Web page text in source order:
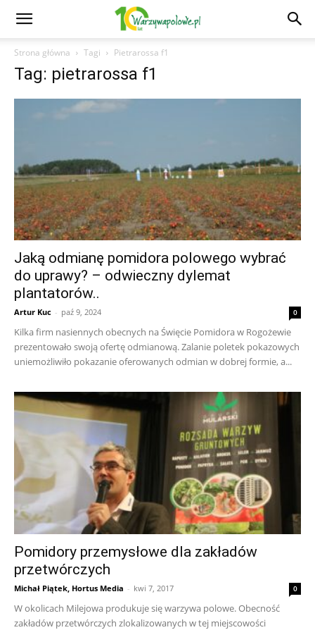
Strona główna Tagi Pietrarossa f1
Tag: pietrarossa f1
Jaką odmianę pomidora polowego wybrać
do uprawy? – odwieczny dylemat
plantatorów..
Artur Kuc - paź 9, 2024 0
Kilka firm nasiennych obecnych na Święcie Pomidora w Rogożewie
prezentowało swoją ofertę odmianową. Zalanie poletek pokazowych
uniemożliwiło pokazanie oferowanych odmian w dobrej formie, a...
Pomidory przemysłowe dla zakładów
przetwórczych
Michał Piątek, Hortus Media - kwi 7, 2017 0
W okolicach Milejowa produkuje się warzywa polowe. Obecność
zakładów przetwórczych zlokalizowanych w tej miejscowości